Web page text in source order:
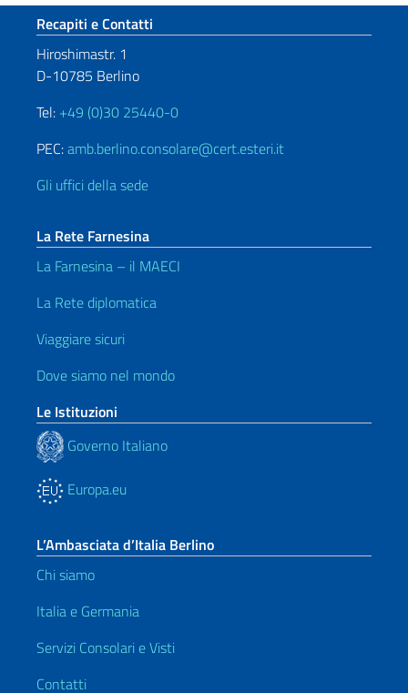
Sezione footer
Recapiti e Contatti
Hiroshimastr. 1
D-10785 Berlino
Tel: +49 (0)30 25440-0
PEC:amb.berlino.consolare@cert.esteri.it
Gli uffici della sede
La Rete Farnesina
La Farnesina – il MAECI
La Rete diplomatica
Viaggiare sicuri
Dove siamo nel mondo
Le Istituzioni
Governo Italiano
Europa.eu
L’Ambasciata d’Italia Berlino
Chi siamo
Italia e Germania
Servizi Consolari e Visti
Contatti